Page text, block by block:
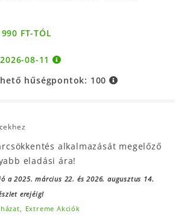
FT-TÓL
2026-08-11
hűségpontok: 100
alkalmazását megelőző
eladási ára!
a 2025. március 22. és 2026. augusztus 14.
erejéig!
Extreme Akciók